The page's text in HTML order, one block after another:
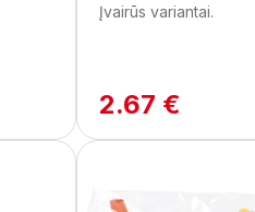
Įvairūs variantai.
2.67 €